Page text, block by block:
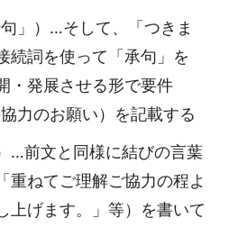
」）…そして、「つきま
続詞を使って「承句」を
・発展させる形で要件
力のお願い）を記載する
…前文と同様に結びの言葉
重ねてご理解ご協力の程よ
上げます。」等）を書いて